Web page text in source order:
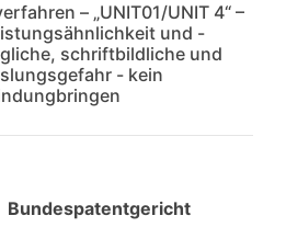
– „UNIT01/UNIT 4“ –
und -
schriftbildliche und
- kein
Bundespatentgericht